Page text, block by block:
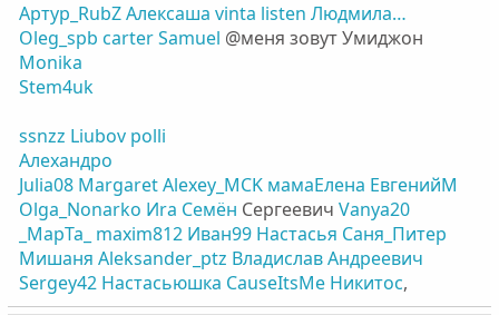
Артур_RubZАлексаша vinta listen Людмила…
Oleg_spb carterSamuel @меня зовут Умиджон
Monika
Stem4uk
ssnzz Liubov polli
Алехандро
Julia08 MargaretAlexey_MCK мамаЕлена ЕвгенийM
Olga_Nonarko Иra Семён Сергеевич Vanya20
_MapTa_ maxim812 Иван99 Настасья Саня_Питер
Мишаня Aleksander_ptz Владислав Андреевич
Sergey42 Настасьюшка CauseItsMe Никитос,